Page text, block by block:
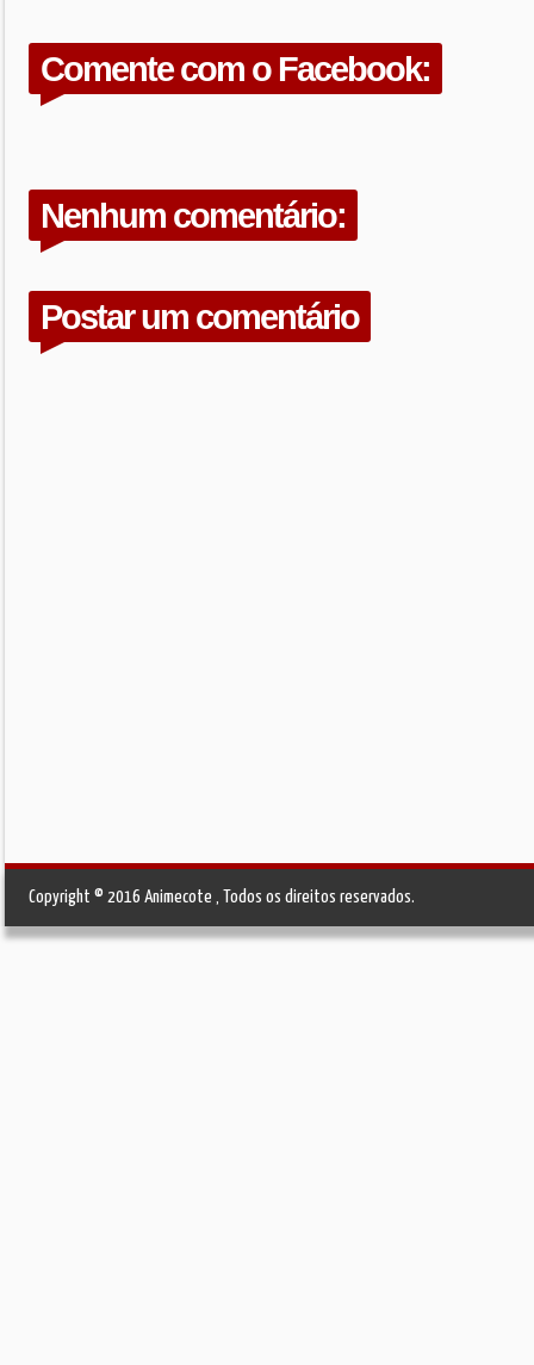
Comente com o Facebook:
Nenhum comentário:
Postar um comentário
Copyright © 2016 Animecote , Todos os direitos reservados.